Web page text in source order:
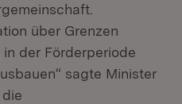
über Grenzen
der Förderperiode
sagte Minister